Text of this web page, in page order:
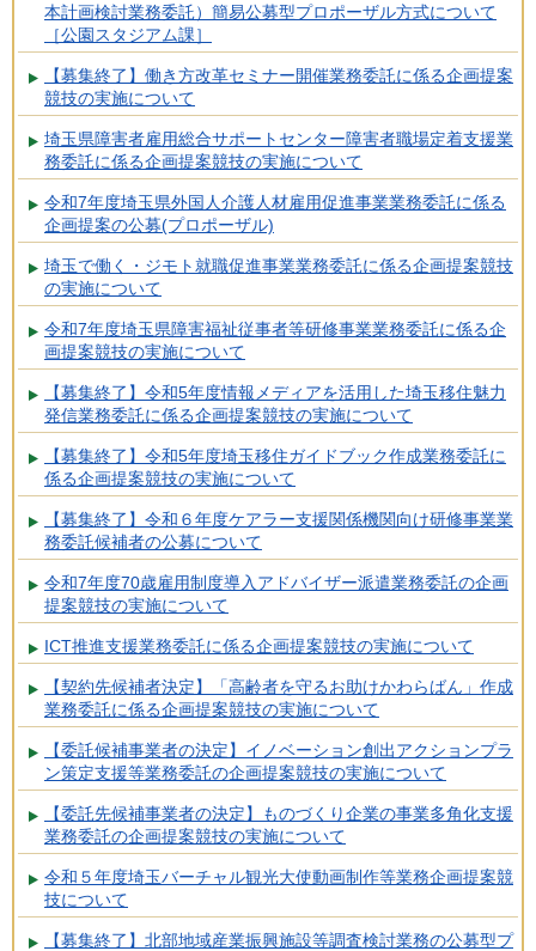
本計画検討業務委託）簡易公募型プロポーザル方式について
［公園スタジアム課］
【募集終了】働き方改革セミナー開催業務委託に係る企画提案
競技の実施について
埼玉県障害者雇用総合サポートセンター障害者職場定着支援業
務委託に係る企画提案競技の実施について
令和7年度埼玉県外国人介護人材雇用促進事業業務委託に係る
企画提案の公募(プロポーザル)
埼玉で働く・ジモト就職促進事業業務委託に係る企画提案競技
の実施について
令和7年度埼玉県障害福祉従事者等研修事業業務委託に係る企
画提案競技の実施について
【募集終了】令和5年度情報メディアを活用した埼玉移住魅力
発信業務委託に係る企画提案競技の実施について
【募集終了】令和5年度埼玉移住ガイドブック作成業務委託に
係る企画提案競技の実施について
【募集終了】令和６年度ケアラー支援関係機関向け研修事業業
務委託候補者の公募について
令和7年度70歳雇用制度導入アドバイザー派遣業務委託の企画
提案競技の実施について
ICT推進支援業務委託に係る企画提案競技の実施について
【契約先候補者決定】「高齢者を守るお助けかわらばん」作成
業務委託に係る企画提案競技の実施について
【委託候補事業者の決定】イノベーション創出アクションプラ
ン策定支援等業務委託の企画提案競技の実施について
【委託先候補事業者の決定】ものづくり企業の事業多角化支援
業務委託の企画提案競技の実施について
令和５年度埼玉バーチャル観光大使動画制作等業務企画提案競
技について
【募集終了】北部地域産業振興施設等調査検討業務の公募型プ